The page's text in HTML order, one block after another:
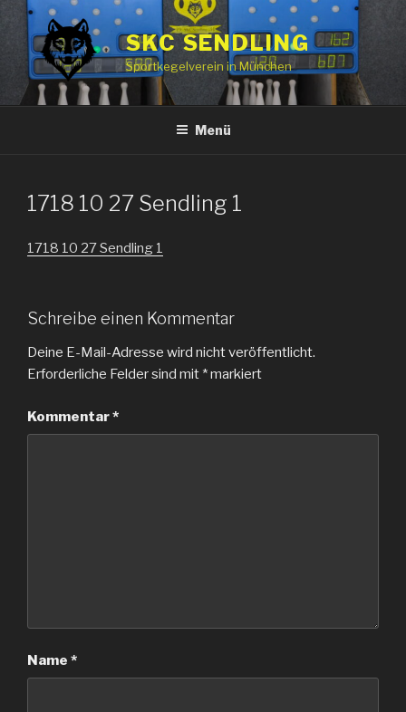
springen
SKC SENDLING
Sportkegelverein in München
Menü
1718 10 27 Sendling 1
1718 10 27 Sendling 1
Schreibe einen Kommentar
Deine E-Mail-Adresse wird nicht veröffentlicht.
Erforderliche Felder sind mit *markiert
Kommentar*
Name *